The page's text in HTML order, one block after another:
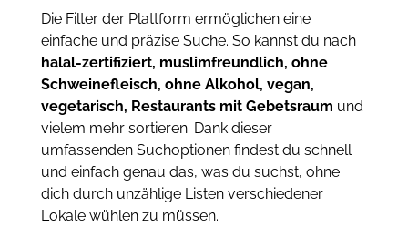
Die Filter der Plattform ermöglichen eine
einfache und präzise Suche. So kannst du nach
halal-zertifiziert, muslimfreundlich, ohne
Schweinefleisch, ohne Alkohol, vegan,
vegetarisch, Restaurants mit Gebetsraum und
vielem mehr sortieren. Dank dieser
umfassenden Suchoptionen findest du schnell
und einfach genau das, was du suchst, ohne
dich durch unzählige Listen verschiedener
Lokale wühlen zu müssen.